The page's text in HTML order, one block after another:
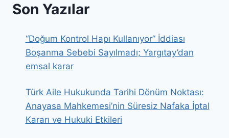
Son Yazılar
“Doğum Kontrol Hapı Kullanıyor” İddiası
Boşanma Sebebi Sayılmadı; Yargıtay’dan
emsal karar
Türk Aile Hukukunda Tarihi Dönüm Noktası:
Anayasa Mahkemesi’nin Süresiz Nafaka İptal
Kararı ve Hukuki Etkileri